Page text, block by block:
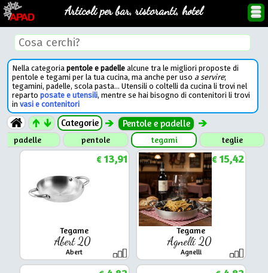
Articoli per bar, ristoranti, hotel
Nella categoria pentole e padellealcune tra le migliori proposte di
pentole e tegami per la tua cucina, ma anche per uso a servire;
tegamini, padelle, scola pasta... Utensili o coltelli da cucina li trovi nel
reparto posate e utensili, mentre se hai bisogno di contenitori li trovi
in vasi e contenitori
Categorie Pentole e padelle
padelle pentole tegami teglie
Tegame
Abert 20
Abert
€13,91
Tegame
Agnelli 20
Agnelli
€15,42